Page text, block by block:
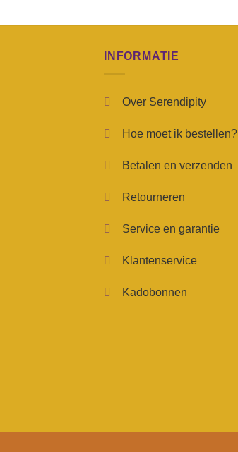
INFORMATIE
Over Serendipity
Hoe moet ik bestellen?
Betalen en verzenden
Retourneren
Service en garantie
Klantenservice
Kadobonnen